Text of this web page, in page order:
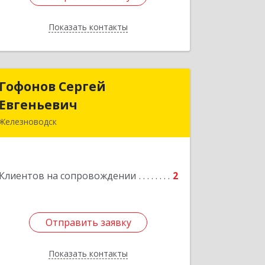
Показать контакты
Назад
Гофонов Сергей
Евгеньевич
Клиентов на сопровождении 2
Отправить заявку
Показать контакты
Гофонов Сергей
Отправить заявку
Назад